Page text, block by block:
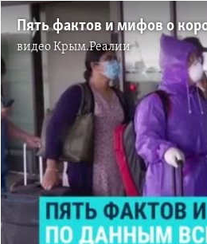
Пять фактов и мифов о
видеоКрым.Реалии
No